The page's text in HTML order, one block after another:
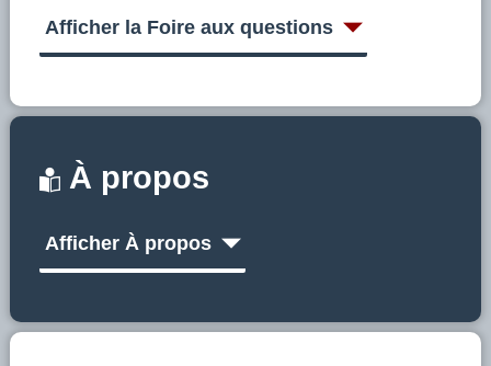
Afficher la Foire aux questions
À propos
Afficher À propos